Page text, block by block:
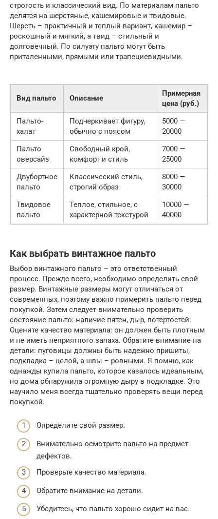
строгость и классический вид. По материалам пальто
делятся на шерстяные, кашемировые и твидовые.
Шерсть – практичный и теплый вариант, кашемир –
роскошный и мягкий, а твид – стильный и
долговечный. По силуэту пальто могут быть
приталенными, прямыми или трапециевидными.
Вид пальто Описание
Примерная
цена (руб.)
Пальто-
халат
Подчеркивает фигуру,
обычно с поясом
5000 —
20000
Пальто
оверсайз
Свободный крой,
комфорт и стиль
7000 —
25000
Двубортное
пальто
Классический стиль,
строгий образ
8000 —
30000
Твидовое
пальто
Теплое, стильное, с
характерной текстурой
10000 —
40000
Как выбрать винтажное пальто
Выбор винтажного пальто – это ответственный
процесс. Прежде всего, необходимо определить свой
размер. Винтажные размеры могут отличаться от
современных, поэтому важно примерить пальто перед
покупкой. Затем следует внимательно проверить
состояние пальто: наличие пятен, дыр, потертостей.
Оцените качество материала: он должен быть плотным
и не иметь неприятного запаха. Обратите внимание на
детали: пуговицы должны быть надежно пришиты,
подкладка – целой, а швы – ровными. Я помню, как
однажды купила пальто, которое казалось идеальным,
но дома обнаружила огромную дыру в подкладке. Это
научило меня всегда тщательно проверять вещи перед
покупкой.
Определите свой размер.
Внимательно осмотрите пальто на предмет
дефектов.
Проверьте качество материала.
Обратите внимание на детали.
Убедитесь, что пальто хорошо сидит на вас.